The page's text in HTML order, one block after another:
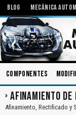
BLOG MECÁNICA
Componentes
AFINAMIENTO DE
Afinamiento, Rectificado y